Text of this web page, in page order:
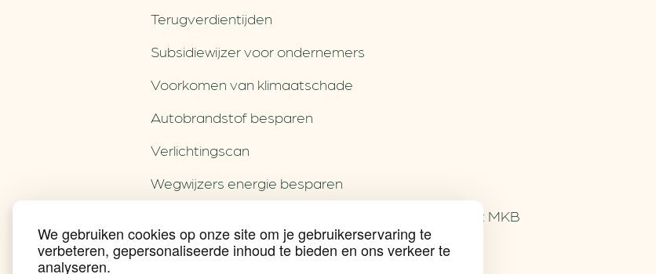
We gebruiken cookies op onze site om je gebruikerservaring te
verbeteren, gepersonaliseerde inhoud te bieden en ons verkeer te
analyseren.
Terugverdien­tijden
Subsidiewijzer voor ondernemers
Voorkomen van klimaatschade
Autobrandstof besparen
Verlichtingscan
Wegwijzers energie besparen
Hergebruiken of recyclen van bijproducten voor het MKB
Energie besparen op uw PC